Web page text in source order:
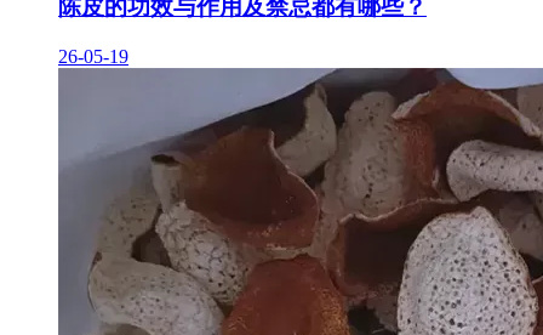
陈皮的功效与作用及禁忌都有哪些？
26-05-19